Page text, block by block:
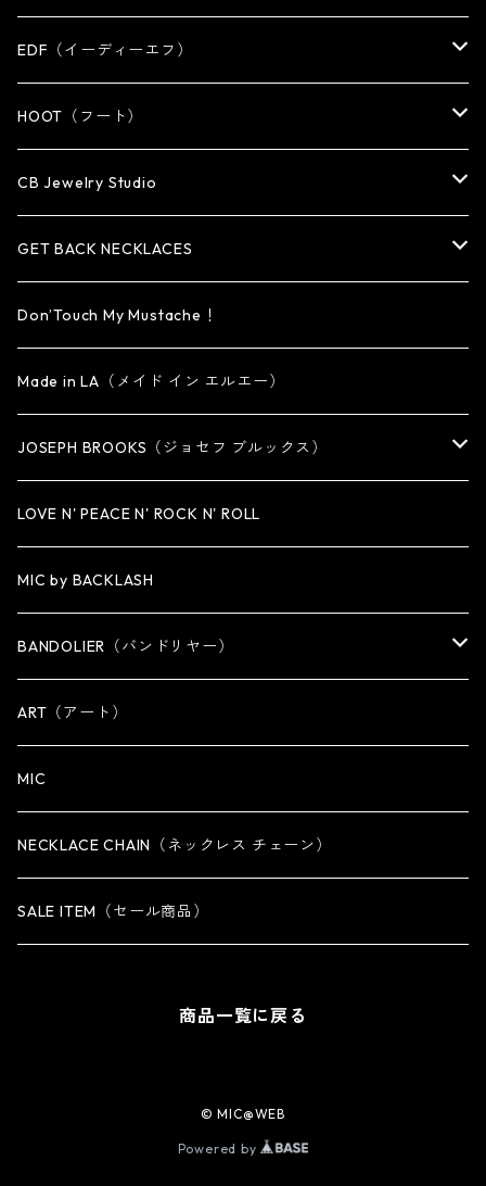
WALLET CHAIN
WALLET・CARD CASE
HAT・CAP
OTHER
WALLET CHAIN
KEY CHAIN
OTHER ITEM
reMIC
EARRING
PENDANT
NECKLACE
BRACELET
KEY CHAIN
OTHER
RING
EARRING
PENDANT
NECKLACE
BRACELET
CUFF
KEY CHAIN
WALLET CHAIN
WALLET
OTHER
EDF（イーディーエフ）
RING
PENDANT
CUFF・BANGLE
HOOT（フート）
RING
EARRING
PENDANT
BRACELET
CUFF・BANGLE
NECKLACE
KEY CHAIN
WALLET CHAIN
OTHER
CB Jewelry Studio
RING
EARRING・EAR CUFF
PENDANT
NECKLACE
BRACELET
GET BACK NECKLACES
ORIGINAL COLLECTION
SMALL
MEDIUM
Don’Touch My Mustache！
Made in LA（メイド イン エルエー）
JOSEPH BROOKS（ジョセフ ブルックス）
BRACELET
NECKLACE
LOVE N' PEACE N' ROCK N' ROLL
MIC by BACKLASH
BANDOLIER（バンドリヤー）
iPhone 14専用ケース
iPhone 14 Plus専用ケース
iPhone 14 Pro専用ケース
iPhone 14 Pro Max専用ケース
iPhone 13 Pro専用ケース
ART（アート）
MIC
NECKLACE CHAIN（ネックレス チェーン）
SALE ITEM（セール商品）
商品一覧に戻る
© MIC@WEB
Powered by